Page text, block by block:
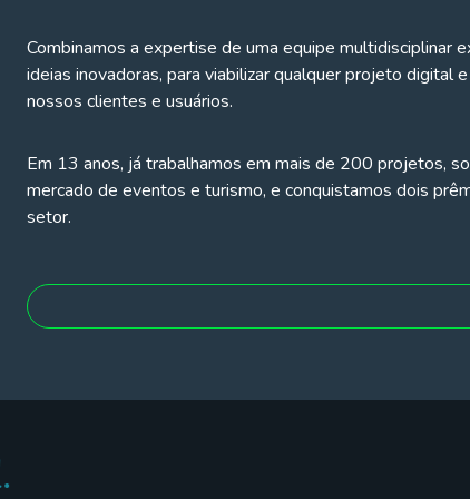
Combinamos a expertise de uma equipe multidisciplinar
ideias inovadoras, para viabilizar qualquer projeto digital
nossos clientes e usuários.
Em 13 anos, já trabalhamos em mais de 200 projetos,
mercado de eventos e turismo, e conquistamos dois
setor.